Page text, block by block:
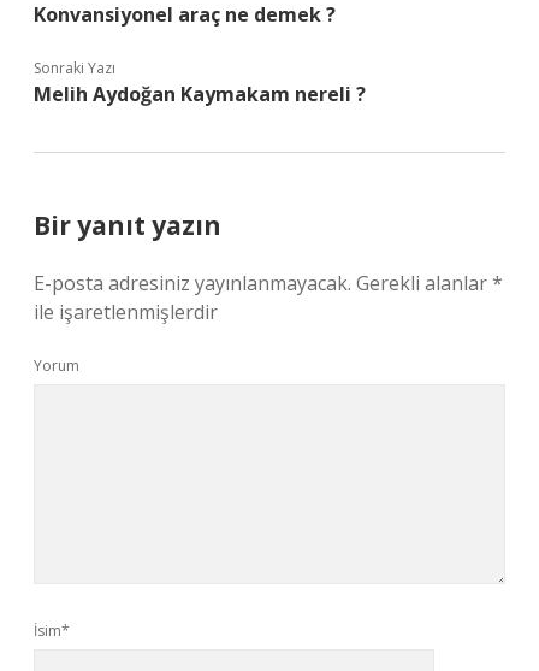
Konvansiyonel araç ne demek ?
Sonraki Yazı
Melih Aydoğan Kaymakam nereli ?
Bir yanıt yazın
E-posta adresiniz yayınlanmayacak. Gerekli alanlar*
ile işaretlenmişlerdir
Yorum
İsim*